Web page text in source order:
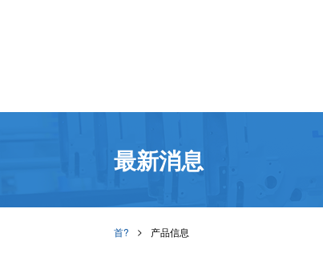
最新消息
首? 产品信息